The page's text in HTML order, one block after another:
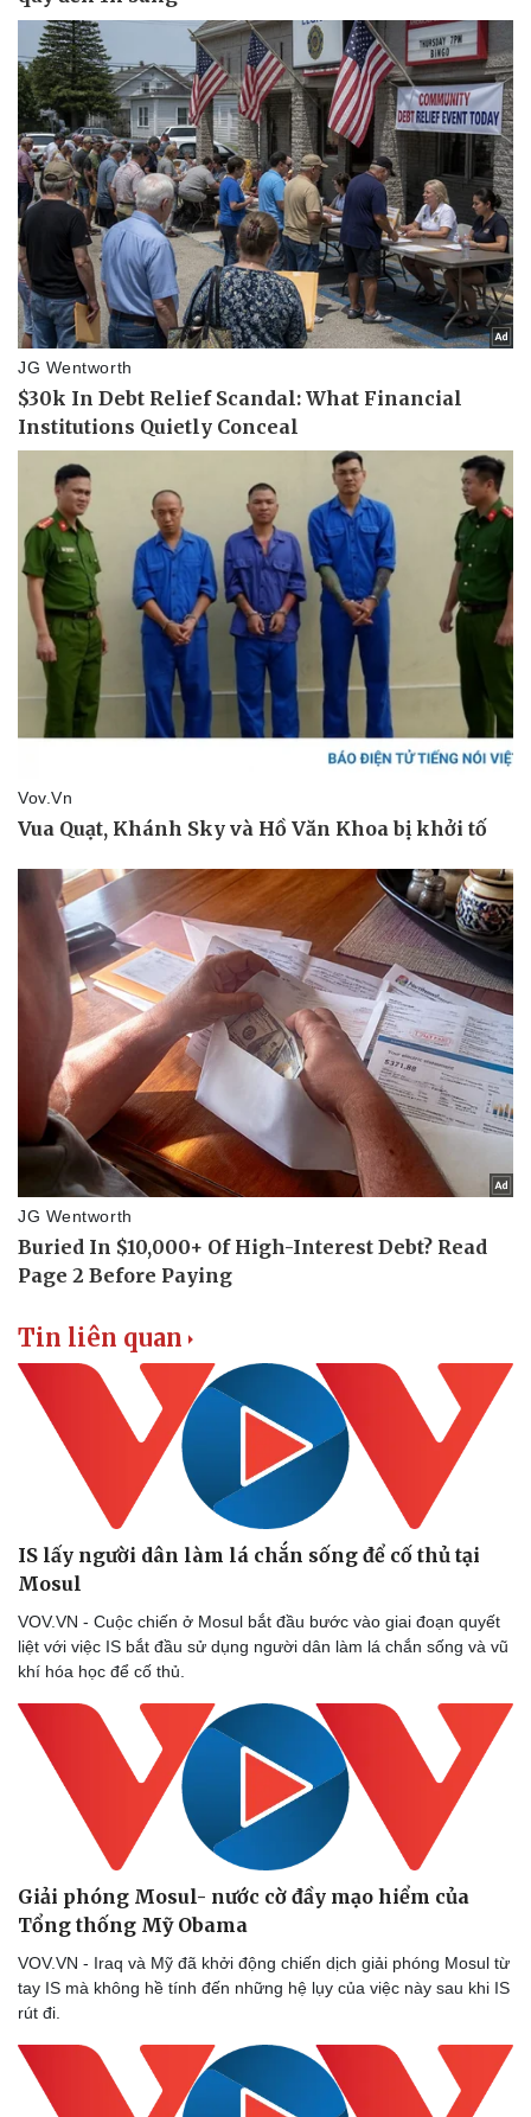
Pháp luật
Vụ án
Tin nóng
Tư vấn luật
Quân sự - Quốc phòng
Vũ khí
Việt Nam
Phân tích
Tin liên quan
IS lấy người dân làm lá chắn sống để cố thủ tại
Mosul
VOV.VN - Cuộc chiến ở Mosul bắt đầu bước vào giai đoạn quyết
liệt với việc IS bắt đầu sử dụng người dân làm lá chắn sống và vũ
khí hóa học để cố thủ.
Giải phóng Mosul- nước cờ đầy mạo hiểm của
Tổng thống Mỹ Obama
VOV.VN - Iraq và Mỹ đã khởi động chiến dịch giải phóng Mosul từ
tay IS mà không hề tính đến những hệ lụy của việc này sau khi IS
rút đi.